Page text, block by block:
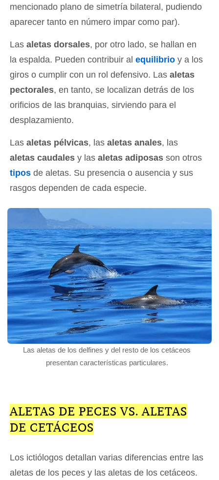
mencionado plano de simetría bilateral, pudiendo
aparecer tanto en número impar como par).
Las aletas dorsales, por otro lado, se hallan en
la espalda. Pueden contribuir al equilibrio y a los
giros o cumplir con un rol defensivo. Las aletas
pectorales, en tanto, se localizan detrás de los
orificios de las branquias, sirviendo para el
desplazamiento.
Las aletas pélvicas, las aletas anales, las
aletas caudales y las aletas adiposas son otros
tipos de aletas. Su presencia o ausencia y sus
rasgos dependen de cada especie.
Las aletas de los delfines y del resto de los cetáceos
presentan características particulares.
ALETAS DE PECES VS. ALETAS
DE CETÁCEOS
Los ictiólogos detallan varias diferencias entre las
aletas de los peces y las aletas de los cetáceos.